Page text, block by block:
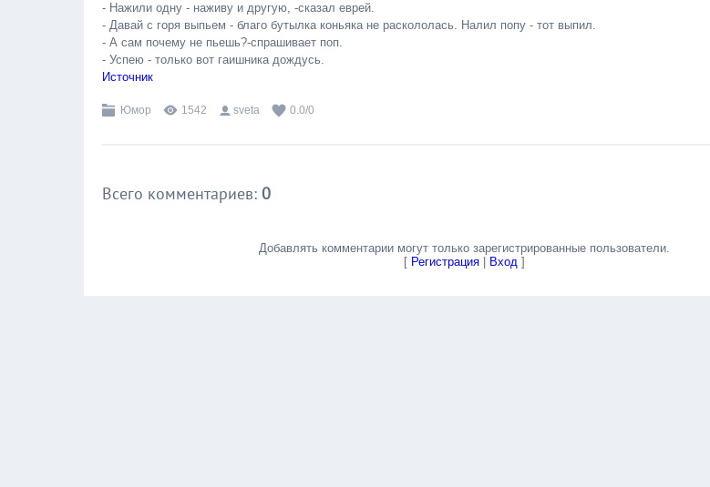
- Нажили одну - наживу и другую, -сказал еврей.
- Давай с горя выпьем - благо бутылка коньяка не раскололась. Налил попу - тот выпил.
- А сам почему не пьешь?-спрашивает поп.
- Успею - только вот гаишника дождусь.
Источник
Юмор 1542 sveta 0.0/0
Всего комментариев: 0
Добавлять комментарии могут только зарегистрированные пользователи.
[ Регистрация Вход ]